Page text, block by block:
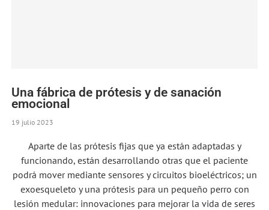
Una fábrica de prótesis y de sanación
emocional
19 julio 2023
Aparte de las prótesis fijas que ya están adaptadas y
funcionando, están desarrollando otras que el paciente
podrá mover mediante sensores y circuitos bioeléctricos; un
exoesqueleto y una prótesis para un pequeño perro con
lesión medular: innovaciones para mejorar la vida de seres